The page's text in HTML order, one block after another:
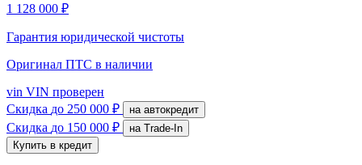
1 128 000 ₽
Гарантия юридической чистоты
Оригинал ПТС в наличии
vin VIN проверен
Скидка до 250 000 ₽ на автокредит
Скидка до 150 000 ₽
на Trade-In
Купить в кредит